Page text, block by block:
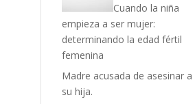
Cuando la niña
empieza a ser mujer:
determinando la edad fértil
femenina
Madre acusada de asesinar a
su hija.